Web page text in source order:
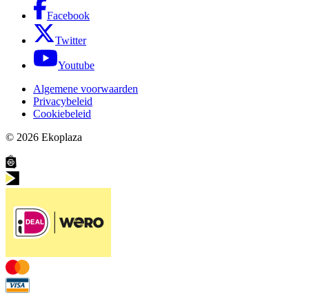
Facebook
Twitter
Youtube
Algemene voorwaarden
Privacybeleid
Cookiebeleid
© 2026 Ekoplaza